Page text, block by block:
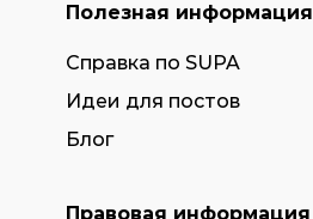
Полезная информация
Справка по SUPA
Идеи для постов
Блог
Правовая информация